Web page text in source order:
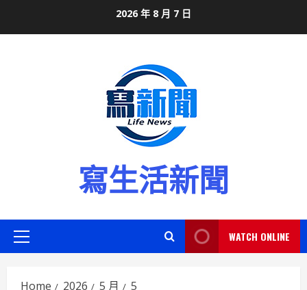
2026 年 8 月 7 日
寫生活新聞
Primary
WATCH ONLINE
Home 2026 5 月 5